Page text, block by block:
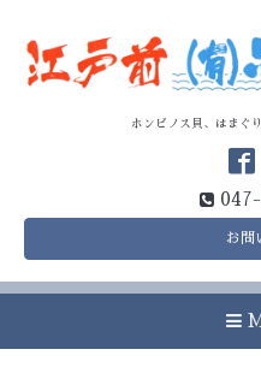
ホンビノス貝、はまぐ
お問